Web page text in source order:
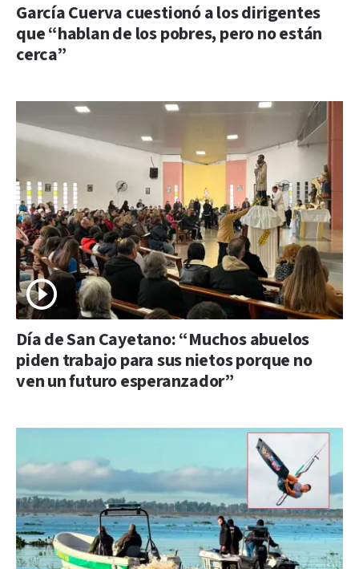
García Cuerva cuestionó a los dirigentes
que “hablan de los pobres, pero no están
cerca”
Día de San Cayetano: “Muchos abuelos
piden trabajo para sus nietos porque no
ven un futuro esperanzador”